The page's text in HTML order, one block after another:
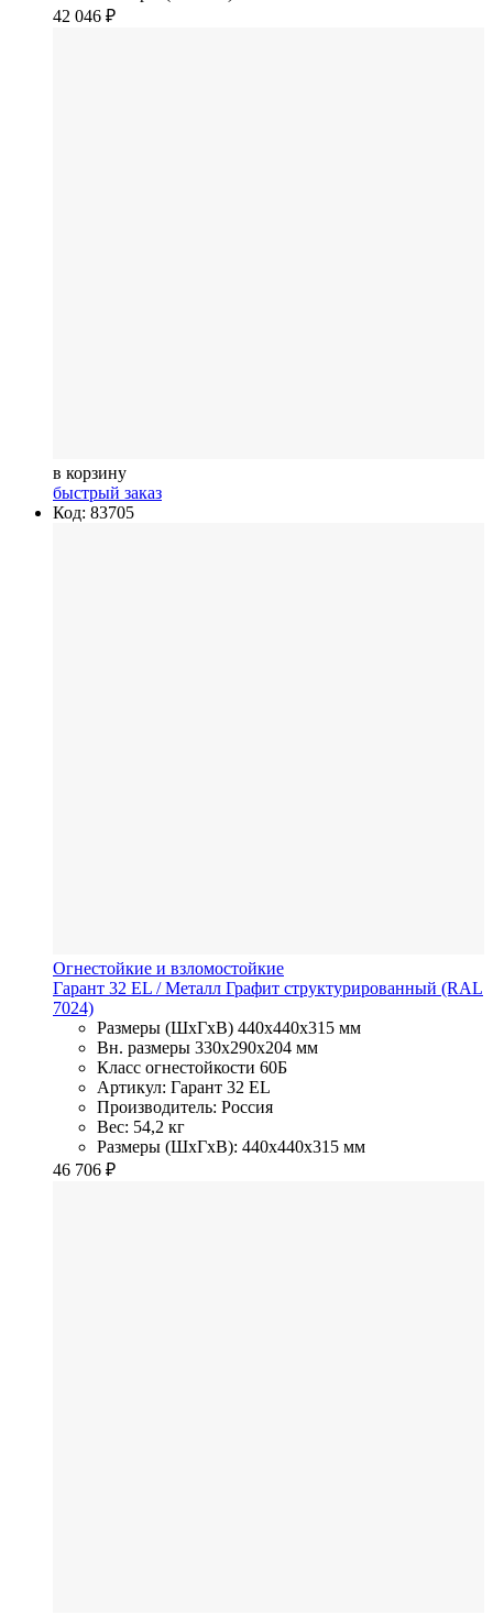
42 046 ₽
в корзину
быстрый заказ
Код: 83705
Огнестойкие и взломостойкие
Гарант 32 EL / Металл Графит структурированный (RAL
7024)
Размеры (ШхГхВ) 440x440x315 мм
Вн. размеры 330x290х204 мм
Класс огнестойкости 60Б
Артикул: Гарант 32 EL
Производитель: Россия
Вес: 54,2 кг
Размеры (ШхГхВ): 440x440x315 мм
46 706 ₽